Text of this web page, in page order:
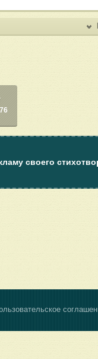
своего